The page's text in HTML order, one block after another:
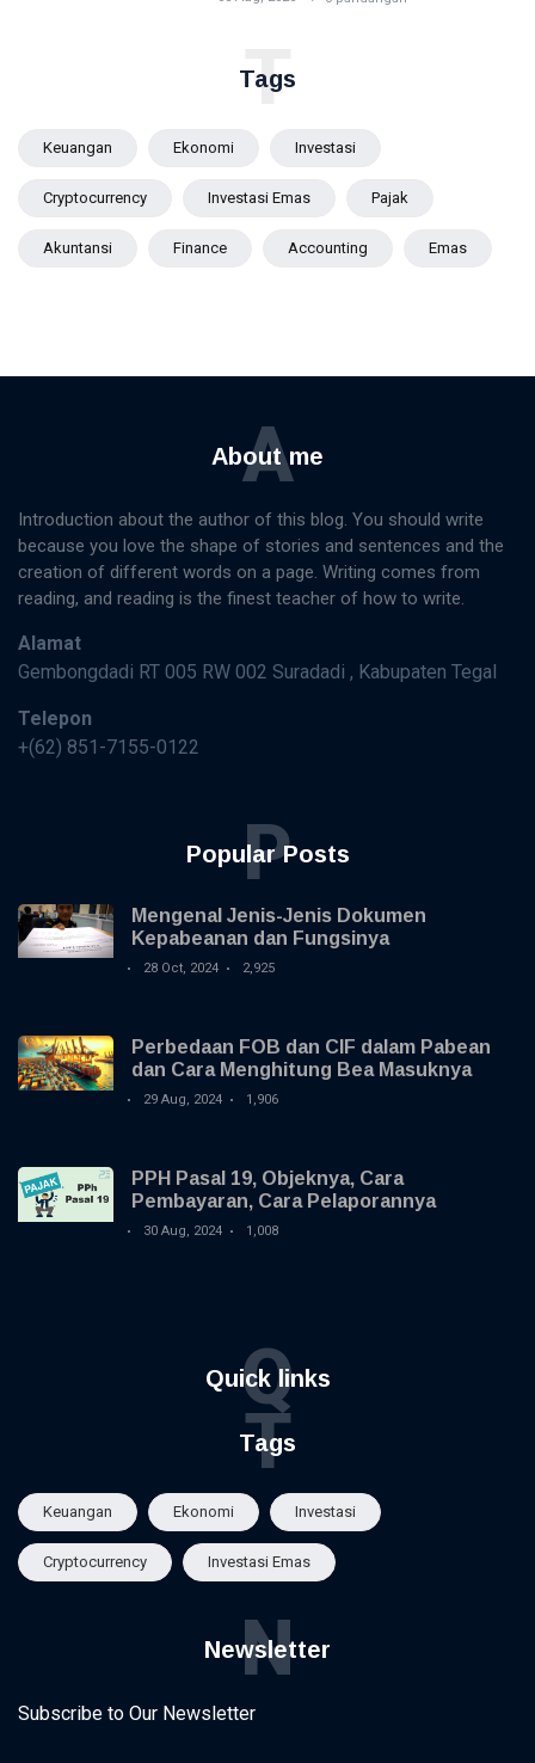
Tags
T
Keuangan Ekonomi Investasi
Cryptocurrency Investasi Emas Pajak
Akuntansi Finance Accounting Emas
About me
A
Introduction about the author of this blog. You should write
because you love the shape of stories and sentences and the
creation of different words on a page. Writing comes from
reading, and reading is the finest teacher of how to write.
Alamat
Gembongdadi RT 005 RW 002 Suradadi , Kabupaten Tegal
Telepon
+(62) 851-7155-0122
Popular Posts
P
Mengenal Jenis-Jenis Dokumen
Kepabeanan dan Fungsinya
28 Oct, 2024 2,925
Perbedaan FOB dan CIF dalam Pabean
dan Cara Menghitung Bea Masuknya
29 Aug, 2024 1,906
PPH Pasal 19, Objeknya, Cara
Pembayaran, Cara Pelaporannya
30 Aug, 2024 1,008
Quick links
Q
Tags
T
Keuangan Ekonomi Investasi
Cryptocurrency Investasi Emas
Newsletter
N
Subscribe to Our Newsletter